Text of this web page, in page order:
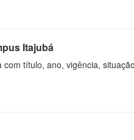
Itajubá
título, ano, vigência,